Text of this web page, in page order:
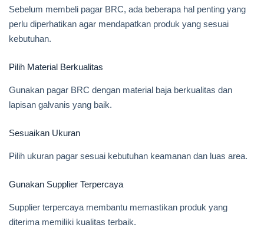
Sebelum membeli pagar BRC, ada beberapa hal penting yang
perlu diperhatikan agar mendapatkan produk yang sesuai
kebutuhan.
Pilih Material Berkualitas
Gunakan pagar BRC dengan material baja berkualitas dan
lapisan galvanis yang baik.
Sesuaikan Ukuran
Pilih ukuran pagar sesuai kebutuhan keamanan dan luas area.
Gunakan Supplier Terpercaya
Supplier terpercaya membantu memastikan produk yang
diterima memiliki kualitas terbaik.